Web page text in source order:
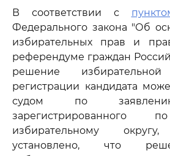
В соответствии с
Федерального закона "Об
избирательных прав и
референдуме граждан
решение
регистрации кандидата
судом по
избирательному
установлено, что